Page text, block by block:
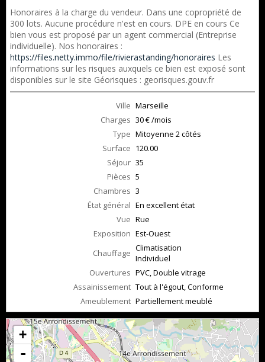
Honoraires à la charge du vendeur. Dans une copropriété de
300 lots. Aucune procédure n'est en cours. DPE en cours Ce
bien vous est proposé par un agent commercial (Entreprise
individuelle). Nos honoraires :
https://files.netty.immo/file/rivierastanding/honoraires Les
informations sur les risques auxquels ce bien est exposé sont
disponibles sur le site Géorisques : georisques.gouv.fr
Ville Marseille
Charges 30 € /mois
Type Mitoyenne 2 côtés
Surface 120.00
Séjour 35
Pièces 5
Chambres 3
État général En excellent état
Vue Rue
Exposition Est-Ouest
Chauffage Climatisation
Individuel
Ouvertures PVC, Double vitrage
Assainissement Tout à l'égout, Conforme
Ameublement Partiellement meublé
+
-